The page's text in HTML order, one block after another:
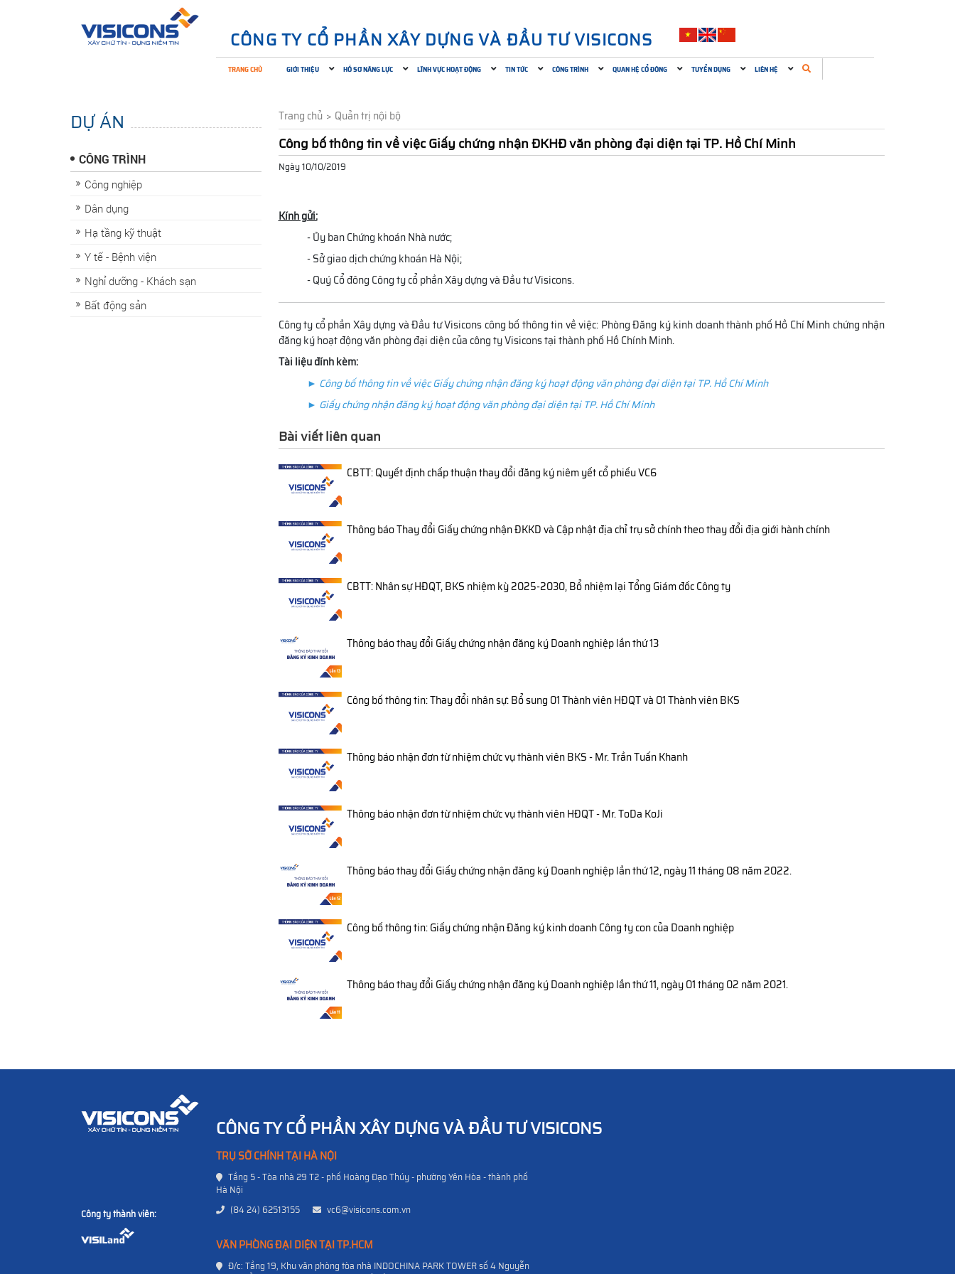
CÔNG TY CỔ PHẦN XÂY DỰNG VÀ ĐẦU TƯ VISICONS
TRANG CHỦ GIỚI THIỆU HỒ SƠ NĂNG LỰC LĨNH VỰC HOẠT ĐỘNG TIN TỨC CÔNG TRÌNH QUAN HỆ CỔ ĐÔNG TUYỂN DỤNG LIÊN HỆ
DỰ ÁN
CÔNG TRÌNH
Công nghiệp
Dân dụng
Hạ tầng kỹ thuật
Y tế - Bệnh viện
Nghỉ dưỡng - Khách sạn
Bất động sản
Trang chủ Quản trị nội bộ
Công bố thông tin về việc Giấy chứng nhận ĐKHĐ văn phòng đại diện tại TP. Hồ Chí Minh
Ngày 10/10/2019
Kính gửi:
- Ủy ban Chứng khoán Nhà nước;
- Sở giao dịch chứng khoán Hà Nội;
- Quý Cổ đông Công ty cổ phần Xây dựng và Đầu tư Visicons.
Công ty cổ phần Xây dựng và Đầu tư Visicons công bố thông tin về việc: Phòng Đăng ký kinh doanh thành phố Hồ Chí Minh chứng nhận
đăng ký hoạt động văn phòng đại diện của công ty Visicons tại thành phố Hồ Chính Minh.
Tài liệu đính kèm:
► Công bố thông tin về việc Giấy chứng nhận đăng ký hoạt động văn phòng đại diện tại TP. Hồ Chí Minh
► Giấy chứng nhận đăng ký hoạt động văn phòng đại diện tại TP. Hồ Chí Minh
Bài viết liên quan
CBTT: Quyết định chấp thuận thay đổi đăng ký niêm yết cổ phiếu VC6
Thông báo Thay đổi Giấy chứng nhận ĐKKD và Cập nhật địa chỉ trụ sở chính theo thay đổi địa giới hành chính
CBTT: Nhân sự HĐQT, BKS nhiệm kỳ 2025-2030, Bổ nhiệm lại Tổng Giám đốc Công ty
Thông báo thay đổi Giấy chứng nhận đăng ký Doanh nghiệp lần thứ 13
Công bố thông tin: Thay đổi nhân sự: Bổ sung 01 Thành viên HĐQT và 01 Thành viên BKS
Thông báo nhận đơn từ nhiệm chức vụ thành viên BKS - Mr. Trần Tuấn Khanh
Thông báo nhận đơn từ nhiệm chức vụ thành viên HĐQT - Mr. ToDa KoJi
Thông báo thay đổi Giấy chứng nhận đăng ký Doanh nghiệp lần thứ 12, ngày 11 tháng 08 năm 2022.
Công bố thông tin: Giấy chứng nhận Đăng ký kinh doanh Công ty con của Doanh nghiệp
Thông báo thay đổi Giấy chứng nhận đăng ký Doanh nghiệp lần thứ 11, ngày 01 tháng 02 năm 2021.
Công ty thành viên:
CÔNG TY CỔ PHẦN XÂY DỰNG VÀ ĐẦU TƯ VISICONS
TRỤ SỞ CHÍNH TẠI HÀ NỘI
Tầng 5 - Tòa nhà 29 T2 - phố Hoàng Đạo Thúy - phường Yên Hòa - thành phố
Hà Nội
(84 24) 62513155
vc6@visicons.com.vn
VĂN PHÒNG ĐẠI DIỆN TẠI TP.HCM
Đ/c: Tầng 19, Khu văn phòng tòa nhà INDOCHINA PARK TOWER số 4 Nguyễn